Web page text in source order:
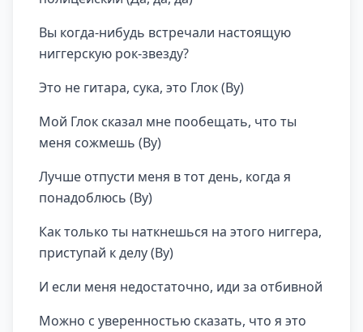
Вы когда-нибудь встречали настоящую
ниггерскую рок-звезду?
Это не гитара, сука, это Глок (Ву)
Мой Глок сказал мне пообещать, что ты
меня сожмешь (Ву)
Лучше отпусти меня в тот день, когда я
понадоблюсь (Ву)
Как только ты наткнешься на этого ниггера,
приступай к делу (Ву)
И если меня недостаточно, иди за отбивной
Можно с уверенностью сказать, что я это